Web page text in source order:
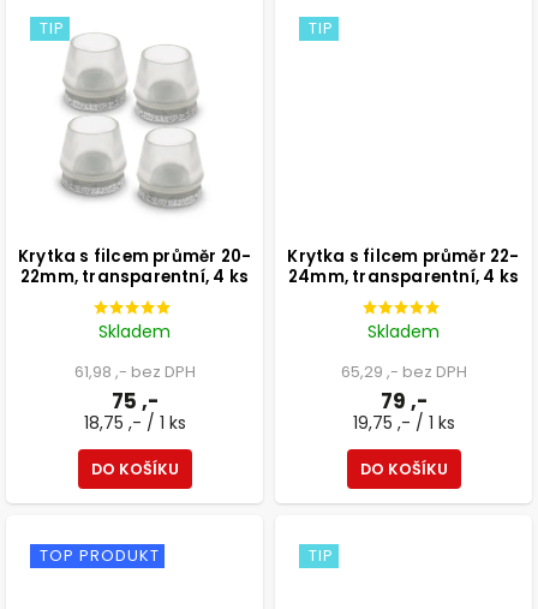
TIP
Krytka s filcem průměr 20-
22mm, transparentní, 4 ks
Skladem
61,98 ,- bez DPH
75 ,-
18,75 ,- / 1 ks
DO KOŠÍKU
TIP
Krytka s filcem průměr 22-
24mm, transparentní, 4 ks
Skladem
65,29 ,- bez DPH
79 ,-
19,75 ,- / 1 ks
DO KOŠÍKU
TOP PRODUKT TIP